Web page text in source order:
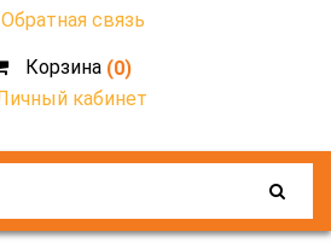
связь
Корзина (0)
кабинет